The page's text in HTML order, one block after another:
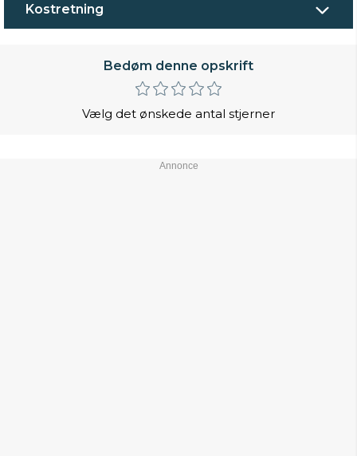
Kostretning
Bedøm denne opskrift
Vælg det ønskede antal stjerner